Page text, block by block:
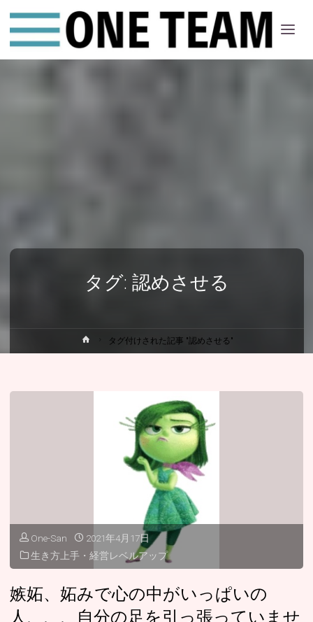
ちー
む
タグ: 認めさせる
ー
タグ付けされた記事 "認めさせる"
One-San
2021年4月17日
生き方上手・経営レベルアップ
嫉妬、妬みで心の中がいっぱいの
人、、、自分の足を引っ張っていませ